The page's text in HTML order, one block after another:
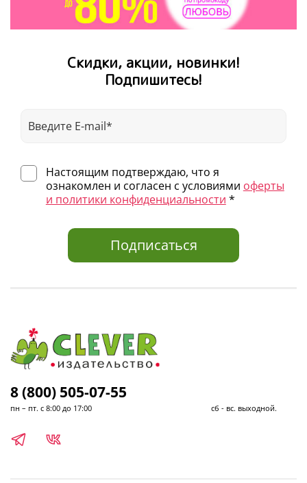
Любимый персонаж маленьких читателей
всего мира—котенок Шмяк
Удобный формат — мягкая обложка
Идеально для первого чтения
Возраст 3+
Скидки, акции, новинки!
Подпишитесь!
Настоящим подтверждаю, что я
ознакомлен и согласен с условиями оферты
и политики конфиденциальности *
Подписаться
8 (800) 505-07-55
пн – пт. с 8:00 до 17:00 сб - вс. выходной.